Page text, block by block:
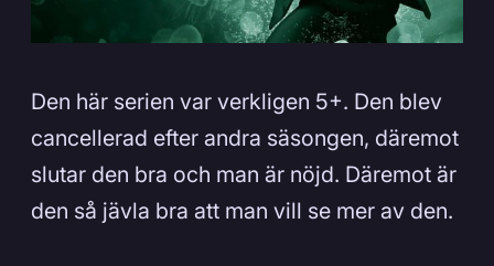
Den här serien var verkligen 5+. Den blev
cancellerad efter andra säsongen, däremot
slutar den bra och man är nöjd. Däremot är
den så jävla bra att man vill se mer av den.